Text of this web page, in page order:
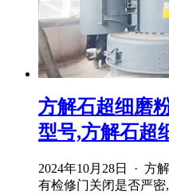
方解石超细磨
型号,方解石超
2024年10月28日 · 方
有检修门关闭是否严